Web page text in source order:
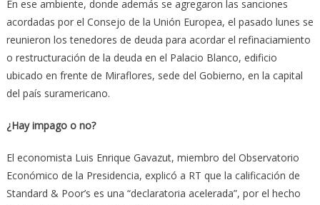
En ese ambiente, donde además se agregaron las sanciones
acordadas por el Consejo de la Unión Europea, el pasado lunes se
reunieron los tenedores de deuda para acordar el refinaciamiento
o restructuración de la deuda en el Palacio Blanco, edificio
ubicado en frente de Miraflores, sede del Gobierno, en la capital
del país suramericano.
¿Hay impago o no?
El economista Luis Enrique Gavazut, miembro del Observatorio
Económico de la Presidencia, explicó a RT que la calificación de
Standard & Poor’s es una “declaratoria acelerada”, por el hecho